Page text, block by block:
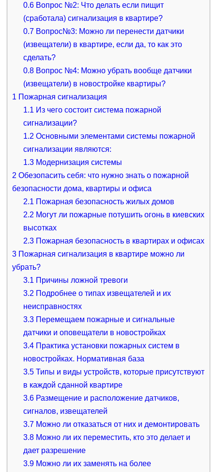
0.6 Вопрос №2: Что делать если пищит
(сработала) сигнализация в квартире?
0.7 Вопрос№3: Можно ли перенести датчики
(извещатели) в квартире, если да, то как это
сделать?
0.8 Вопрос №4: Можно убрать вообще датчики
(извещатели) в новостройке квартиры?
1 Пожарная сигнализация
1.1 Из чего состоит система пожарной
сигнализации?
1.2 Основными элементами системы пожарной
сигнализации являются:
1.3 Модернизация системы
2 Обезопасить себя: что нужно знать о пожарной
безопасности дома, квартиры и офиса
2.1 Пожарная безопасность жилых домов
2.2 Могут ли пожарные потушить огонь в киевских
высотках
2.3 Пожарная безопасность в квартирах и офисах
3Пожарная сигнализация в квартире можно ли
убрать?
3.1 Причины ложной тревоги
3.2 Подробнее о типах извещателей и их
неисправностях
3.3 Перемещаем пожарные и сигнальные
датчики и оповещатели в новостройках
3.4 Практика установки пожарных систем в
новостройках. Нормативная база
3.5 Типы и виды устройств, которые присутствуют
в каждой сданной квартире
3.6 Размещение и расположение датчиков,
сигналов, извещателей
3.7 Можно ли отказаться от них и демонтировать
3.8 Можно ли их переместить, кто это делает и
дает разрешение
3.9 Можно ли их заменять на более